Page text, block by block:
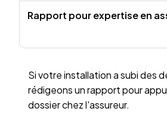
Rapport pour expertise en
Si votre installation a subi des
rédigeons un rapport pour
dossier chez l'assureur.